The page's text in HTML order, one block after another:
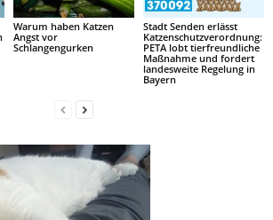
Warum haben Katzen
Angst vor
Schlangengurken
Stadt Senden erlässt
Katzenschutzverordnung:
PETA lobt tierfreundliche
Maßnahme und fordert
landesweite Regelung in
Bayern